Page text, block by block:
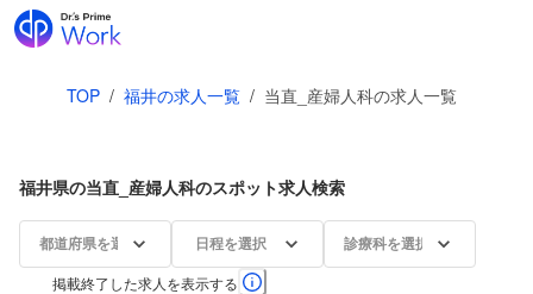
TOP / 福井の求人一覧 / 当直_産婦人科の求人一覧
福井県の当直_産婦人科のスポット求人検索
都道府県を選択 日程を選択 診療科を選択
掲載終了した求人を表示する